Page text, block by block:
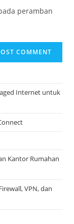
peramban
Internet untuk
Kantor Rumahan
VPN, dan